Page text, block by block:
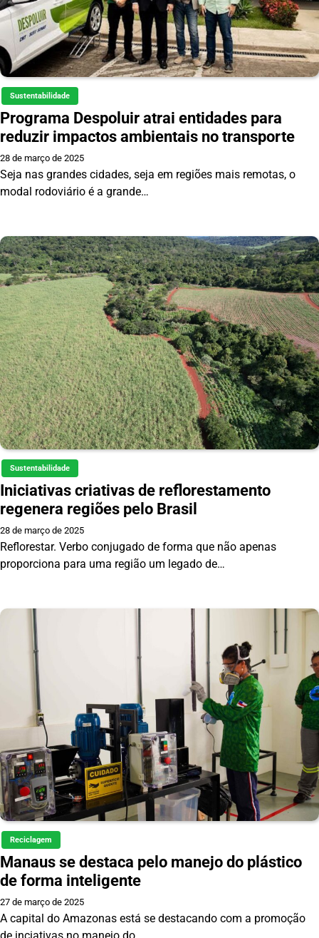
Sustentabilidade
Programa Despoluir atrai entidades para
reduzir impactos ambientais no transporte
28 de março de 2025
Seja nas grandes cidades, seja em regiões mais remotas, o
modal rodoviário é a grande…
Sustentabilidade
Iniciativas criativas de reflorestamento
regenera regiões pelo Brasil
28 de março de 2025
Reflorestar. Verbo conjugado de forma que não apenas
proporciona para uma região um legado de…
Reciclagem
Manaus se destaca pelo manejo do plástico
de forma inteligente
27 de março de 2025
A capital do Amazonas está se destacando com a promoção